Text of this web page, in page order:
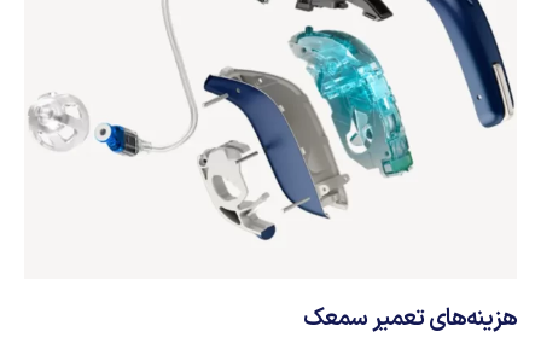
هزینه‌های تعمیر سمعک